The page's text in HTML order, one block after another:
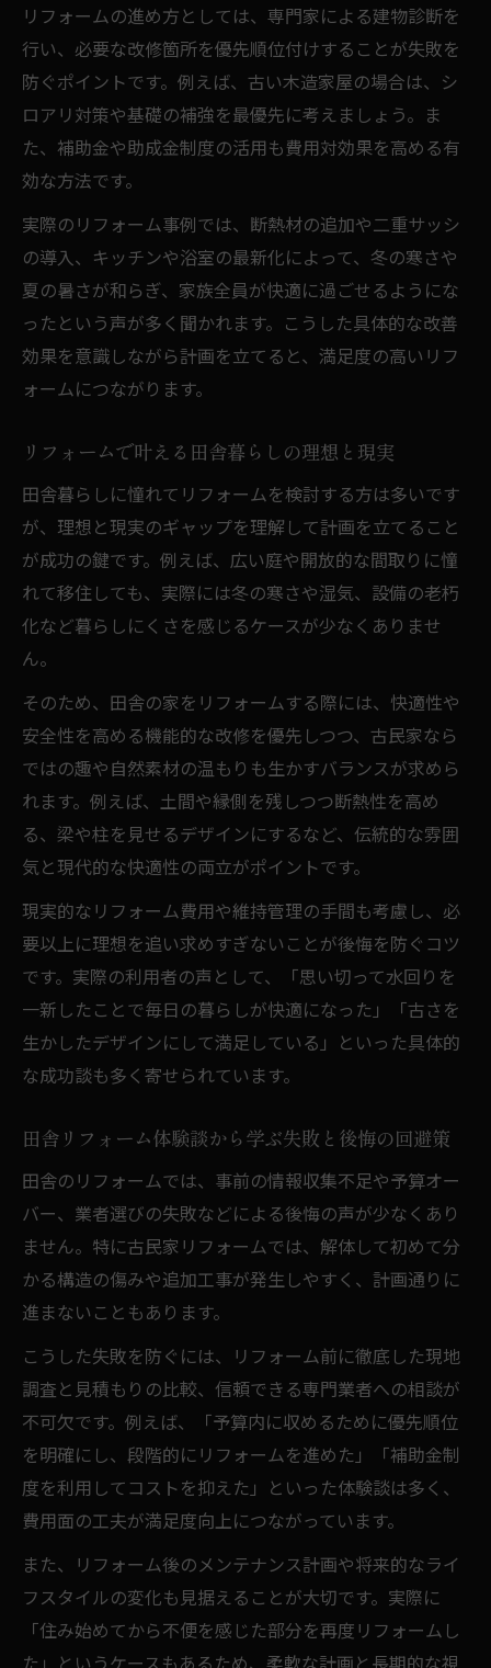
古民家リノベーション後悔しないための注
意点
快適な田舎生活のための古民家リフォーム
事例集
リフォームなら田舎の家も住みやすく変身
田舎の家をリフォームで住みやすくするポ
リフォーム失敗例から学ぶ田舎の家改修の
コツ
リフォームで実現する田舎家の快適な動線
設計
レンド
リフォームで田舎家の水回りを一新する方
法
費用対効果を重視した田舎リフォーム術
田舎リフォームで費用対効果を最大化する
秘訣
位
リフォーム費用と効果のバランスを見極め
る方法
建て替えとリフォームどちらが得か徹底比
較
リフォーム200万・1000万の事例から学ぶ
工夫
自分らしく蘇らせる田舎の家の改修ポイント
田舎リフォームで自分らしい住まいを実現
する方法
古民家リノベーション失敗談から学ぶ改修
の極意
ライフスタイルに合う田舎リフォームの設
DIYとプロ活用のバランスが大切なリフォー
ム
田舎の家のリフォームで叶える快適な動線
後悔しない田舎リフォーム計画のコツとは
田舎リフォームで後悔しないための計画法
リフォーム時期選びと季節の影響を知る重
要性
複数業者比較で見積もり精度を高める方法
リフォーム計画に必要な耐用年数診断のポ
イント
古民家リフォーム後悔例から学ぶ失敗回避
術
リフォームの進め方としては、専門家による建物診断を
行い、必要な改修箇所を優先順位付けすることが失敗を
防ぐポイントです。例えば、古い木造家屋の場合は、シ
ロアリ対策や基礎の補強を最優先に考えましょう。ま
た、補助金や助成金制度の活用も費用対効果を高める有
効な方法です。
実際のリフォーム事例では、断熱材の追加や二重サッシ
の導入、キッチンや浴室の最新化によって、冬の寒さや
夏の暑さが和らぎ、家族全員が快適に過ごせるようにな
ったという声が多く聞かれます。こうした具体的な改善
効果を意識しながら計画を立てると、満足度の高いリフ
ォームにつながります。
リフォームで叶える田舎暮らしの理想と現実
田舎暮らしに憧れてリフォームを検討する方は多いです
が、理想と現実のギャップを理解して計画を立てること
が成功の鍵です。例えば、広い庭や開放的な間取りに憧
れて移住しても、実際には冬の寒さや湿気、設備の老朽
化など暮らしにくさを感じるケースが少なくありませ
ん。
そのため、田舎の家をリフォームする際には、快適性や
安全性を高める機能的な改修を優先しつつ、古民家なら
ではの趣や自然素材の温もりも生かすバランスが求めら
れます。例えば、土間や縁側を残しつつ断熱性を高め
る、梁や柱を見せるデザインにするなど、伝統的な雰囲
気と現代的な快適性の両立がポイントです。
現実的なリフォーム費用や維持管理の手間も考慮し、必
要以上に理想を追い求めすぎないことが後悔を防ぐコツ
です。実際の利用者の声として、「思い切って水回りを
一新したことで毎日の暮らしが快適になった」「古さを
生かしたデザインにして満足している」といった具体的
な成功談も多く寄せられています。
田舎リフォーム体験談から学ぶ失敗と後悔の回避策
田舎のリフォームでは、事前の情報収集不足や予算オー
バー、業者選びの失敗などによる後悔の声が少なくあり
ません。特に古民家リフォームでは、解体して初めて分
かる構造の傷みや追加工事が発生しやすく、計画通りに
進まないこともあります。
こうした失敗を防ぐには、リフォーム前に徹底した現地
調査と見積もりの比較、信頼できる専門業者への相談が
不可欠です。例えば、「予算内に収めるために優先順位
を明確にし、段階的にリフォームを進めた」「補助金制
度を利用してコストを抑えた」といった体験談は多く、
費用面の工夫が満足度向上につながっています。
また、リフォーム後のメンテナンス計画や将来的なライ
フスタイルの変化も見据えることが大切です。実際に
「住み始めてから不便を感じた部分を再度リフォームし
た」というケースもあるため、柔軟な計画と長期的な視